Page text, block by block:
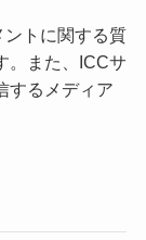
トに関する質
。また、ICCサ
するメディア